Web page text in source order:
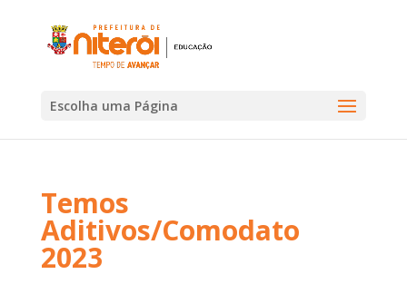
Escolha uma Página
Temos
Aditivos/Comodato
2023